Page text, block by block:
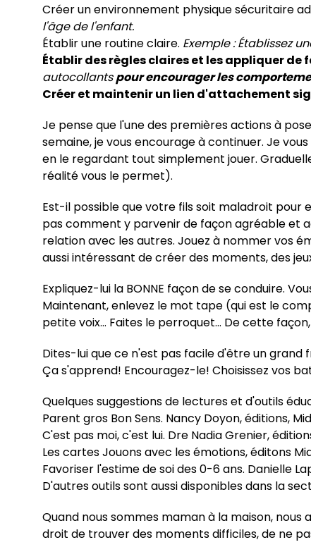
Créer un environnement physique sécuritaire
l'âge de l'enfant.
Établir une routine claire. Exemple :Établissez
Établir des règles claires et les appliquer
autocollantspour encourager les
Créer et maintenir un lien d'attachement
Je pense que l'une des premières actions à
semaine, je vous encourage à continuer. Je
en le regardant tout simplement jouer.
réalité vous le permet).
Est-il possible que votre fils soit maladroit pour
pas comment y parvenir de façon agréable et
relation avec les autres. Jouez à nommer vos
aussi intéressant de créer des moments, des
Expliquez-lui la BONNE façon de se conduire.
Maintenant, enlevez le mot tape (qui est le
petite voix… Faites le perroquet… De cette
Dites-lui que ce n'est pas facile d'être un
Ça s'apprend! Encouragez-le! Choisissez vos
Quelques suggestions de lectures et d'outils
Parent gros Bon Sens. Nancy Doyon, éditions,
C'est pas moi, c'est lui. Dre Nadia Grenier,
Les cartes Jouons avec les émotions, éditons
Favoriser l'estime de soi des 0-6 ans. Danielle
D'autres outils sont aussi disponibles dans la
Quand nous sommes maman à la maison,
droit de trouver des moments difficiles, de ne